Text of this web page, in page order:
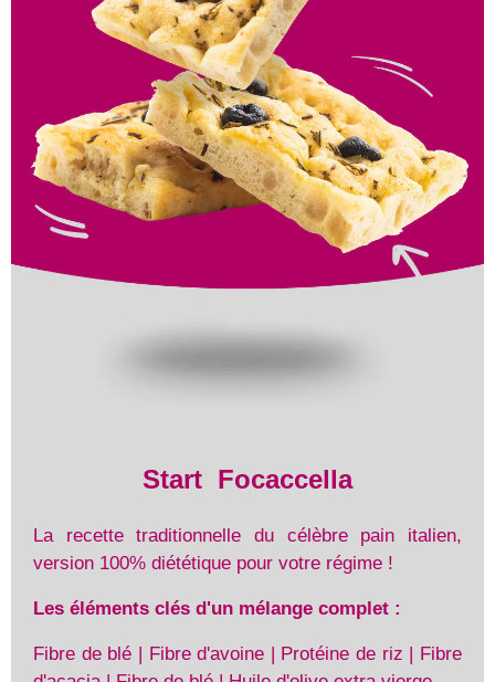
Start Focaccella
La recette traditionnelle du célèbre pain italien,
version 100% diététique pour votre régime !
Les éléments clés d'un mélange complet :
Fibre de blé | Fibre d'avoine | Protéine de riz | Fibre